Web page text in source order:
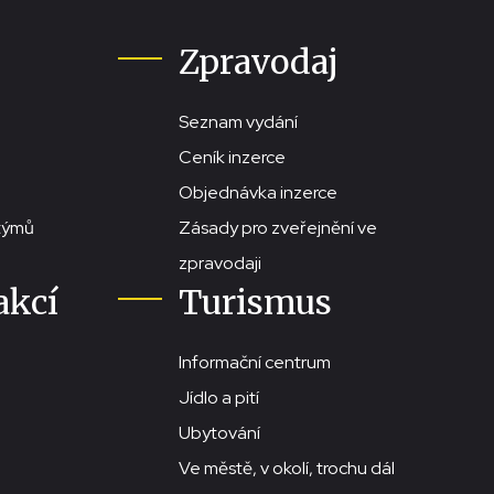
Zpravodaj
Seznam vydání
Ceník inzerce
Objednávka inzerce
Zásady pro zveřejnění ve
zpravodaji
Turismus
Informační centrum
Jídlo a pití
Ubytování
Ve městě, v okolí, trochu dál